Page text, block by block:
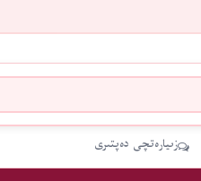
زىيارەتچى دەپتىرى